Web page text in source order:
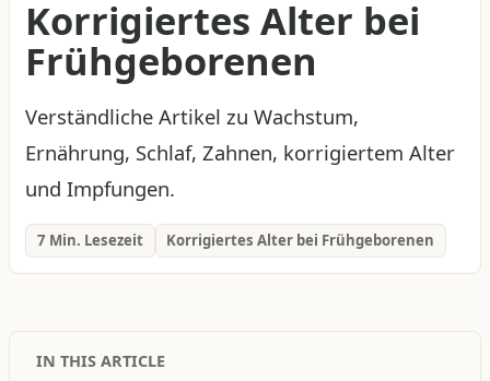
Korrigiertes Alter bei
Frühgeborenen
Verständliche Artikel zu Wachstum,
Ernährung, Schlaf, Zahnen, korrigiertem Alter
und Impfungen.
7 Min. Lesezeit Korrigiertes Alter bei Frühgeborenen
IN THIS ARTICLE